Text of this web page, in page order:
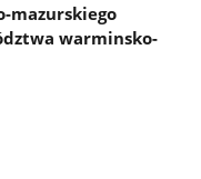
mazurskiego
warminsko-